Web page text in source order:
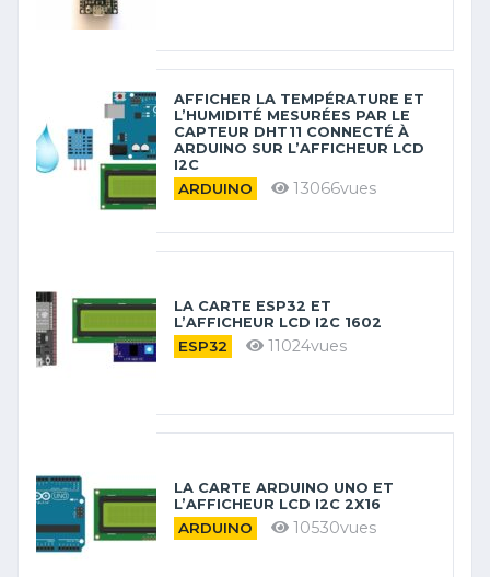
AFFICHER LA TEMPÉRATURE ET
L’HUMIDITÉ MESURÉES PAR LE
CAPTEUR DHT11 CONNECTÉ À
ARDUINO SUR L’AFFICHEUR LCD
I2C
ARDUINO 13066vues
LA CARTE ESP32 ET
L’AFFICHEUR LCD I2C 1602
ESP32 11024vues
LA CARTE ARDUINO UNO ET
L’AFFICHEUR LCD I2C 2X16
ARDUINO 10530vues